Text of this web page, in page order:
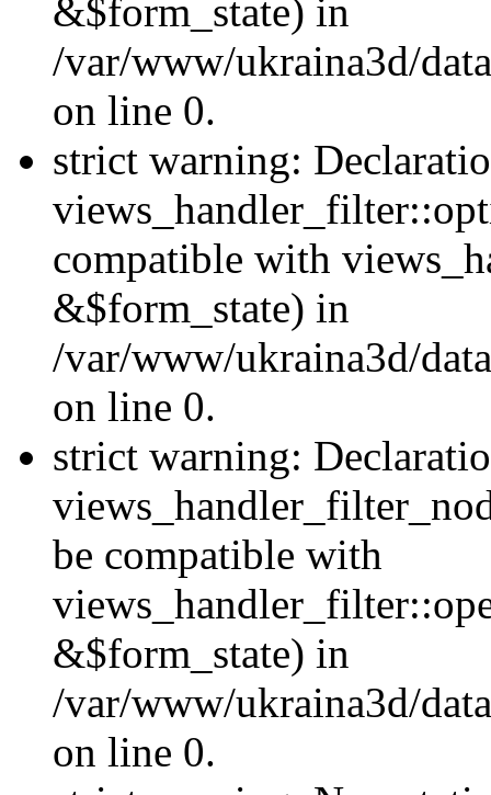
&$form_state) in
/var/www/ukraina3d/
on line 0.
strict warning:
compatible with
&$form_state) in
/var/www/ukraina3d/
on line 0.
strict warning:
be compatible with
&$form_state) in
/var/www/ukraina3d/
on line 0.